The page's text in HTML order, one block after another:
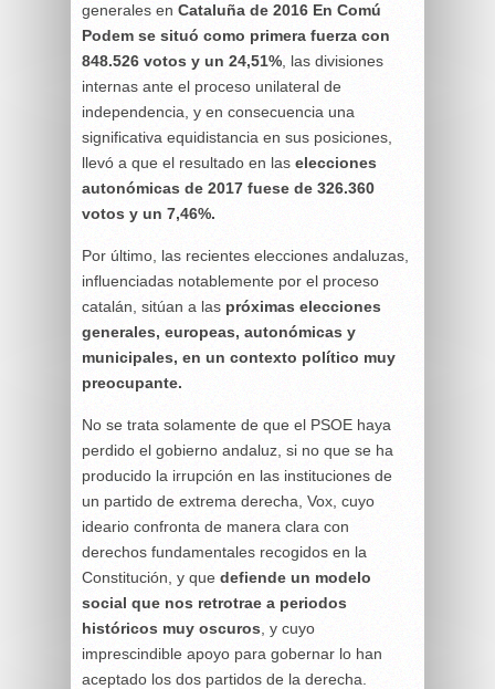
generales en Cataluña de 2016 En Comú
Podem se situó como primera fuerza con
848.526 votos y un 24,51% , las divisiones
internas ante el proceso unilateral de
independencia, y en consecuencia una
significativa equidistancia en sus posiciones,
llevó a que el resultado en las elecciones
autonómicas de 2017 fuese de 326.360
votos y un 7,46%.
Por último, las recientes elecciones andaluzas,
influenciadas notablemente por el proceso
catalán, sitúan a las próximas elecciones
generales, europeas, autonómicas y
municipales, en un contexto político muy
preocupante.
No se trata solamente de que el PSOE haya
perdido el gobierno andaluz, si no que se ha
producido la irrupción en las instituciones de
un partido de extrema derecha, Vox, cuyo
ideario confronta de manera clara con
derechos fundamentales recogidos en la
Constitución, y que defiende un modelo
social que nos retrotrae a periodos
históricos muy oscuros , y cuyo
imprescindible apoyo para gobernar lo han
aceptado los dos partidos de la derecha.